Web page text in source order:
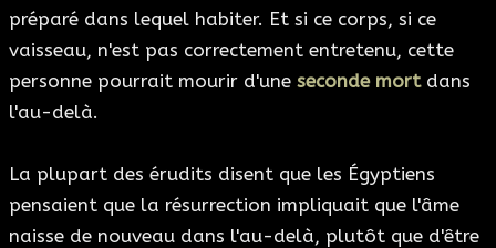
préparé dans lequel habiter. Et si ce corps, si ce
vaisseau, n'est pas correctement entretenu, cette
personne pourrait mourir d'une seconde mortdans
l'au-delà.
La plupart des érudits disent que les Égyptiens
pensaient que la résurrection impliquait que l'âme
naisse de nouveau dans l'au-delà, plutôt que d'être